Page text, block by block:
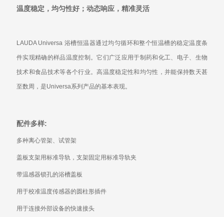
温度稳定，均匀性好；动态响应，精准灵活
LAUDA Universa 浴槽恒温器通过均匀循环和整个恒温槽的稳定温度条
件实现精确的样品温度控制。它们广泛应用于制药和化工、电子、生物
技术和食品技术等各个行业。高温度稳定性和均匀性，并能保持数天甚
至数周，是Universa系列产品的基本表现。
配件多样:
多种离心管架、试管架
盖板支架用标准导轨，支架固定用标准导轨夹
带温感器锁孔的浴槽盖板
用于校准温度传感器的圆柱形插件
用于连接外部设备的快速接头